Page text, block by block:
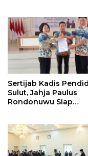
Kelapa ke Investor
Sertijab Kadis
Sulut, Jahja Paulus
Rondonuwu Siap